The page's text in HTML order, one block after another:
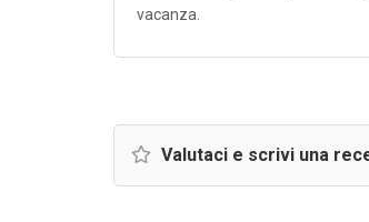
vacanza.
Valutaci e scrivi una